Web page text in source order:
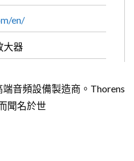
en/
大器
音頻設備製造商。Thorens
聞名於世